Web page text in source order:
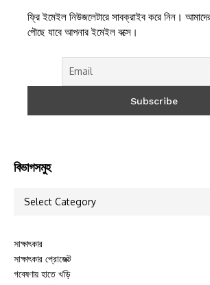
ফ্রি ইমেইল নিউজলেটারে সাবক্রাইব করে নিন।
পৌছে যাবে আপনার ইমেইল বক্সে।
বিভাগসমুহ
সাক্ষাৎকার
সাক্ষাৎকার প্রোজেক্ট
গবেষণায় হাতে খড়ি